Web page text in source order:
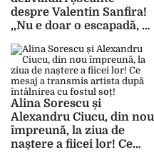
despre Valentin Sanfira!
,,Nu e doar o escapadă, ci
combinație nereușită…”
Alina Sorescu și
Alexandru Ciucu, din nou
împreună, la ziua de
naștere a fiicei lor! Ce